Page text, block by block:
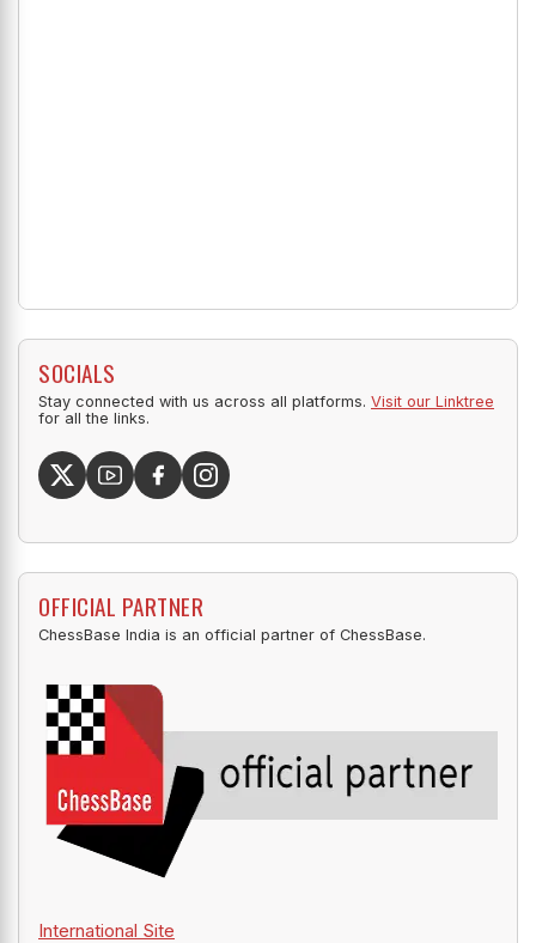
SOCIALS
Stay connected with us across all platforms. Visit our Linktree
for all the links.
OFFICIAL PARTNER
ChessBase India is an official partner of ChessBase.
International Site